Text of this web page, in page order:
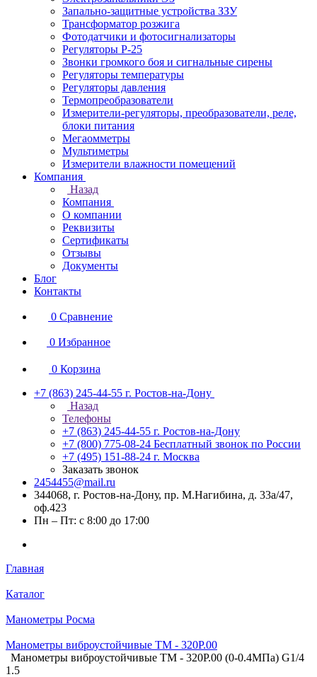
Запально-защитные устройства ЗЗУ
Трансформатор розжига
Фотодатчики и фотосигнализаторы
Регуляторы Р-25
Звонки громкого боя и сигнальные сирены
Регуляторы температуры
Регуляторы давления
Термопреобразователи
Измерители-регуляторы, преобразователи, реле,
блоки питания
Мегаомметры
Мультиметры
Измерители влажности помещений
Компания
Назад
Компания
О компании
Реквизиты
Сертификаты
Отзывы
Документы
Блог
Контакты
0 Сравнение
0 Избранное
0 Корзина
+7 (863) 245-44-55 г. Ростов-на-Дону
Назад
Телефоны
+7 (863) 245-44-55 г. Ростов-на-Дону
+7 (800) 775-08-24 Бесплатный звонок по России
+7 (495) 151-88-24 г. Москва
Заказать звонок
2454455@mail.ru
344068, г. Ростов-на-Дону, пр. М.Нагибина, д. 33а/47,
оф.423
Пн – Пт: с 8:00 до 17:00
Главная
Каталог
Манометры Росма
Манометры виброустойчивые ТМ - 320Р.00
Манометры виброустойчивые ТМ - 320Р.00 (0-0.4МПа) G1/4
1.5